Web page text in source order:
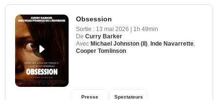
Obsession
Sortie : 13 mai 2026 | 1h 49min
De Curry Barker
Avec Michael Johnston (II) Inde Navarrette
Cooper Tomlinson
Presse Spectateurs